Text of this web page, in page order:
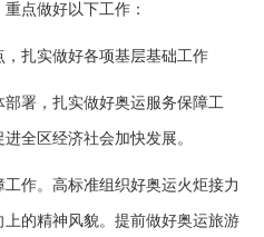
点做好以下工作：
扎实做好各项基层基础工作
署，扎实做好奥运服务保障工
全区经济社会加快发展。
作。高标准组织好奥运火炬接力
的精神风貌。提前做好奥运旅游